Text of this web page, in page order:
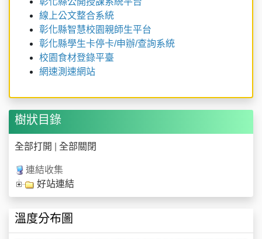
線上公文整合系統
彰化縣智慧校園親師生平台
彰化縣學生卡停卡/申辦/查詢系統
校園食材登錄平臺
網速測速網站
樹狀目錄
全部打開 全部關閉
連結收集
好站連結
溫度分布圖